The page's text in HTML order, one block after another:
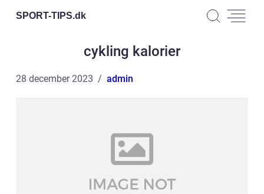
SPORT-TIPS.dk
cykling kalorier
28 december 2023 admin